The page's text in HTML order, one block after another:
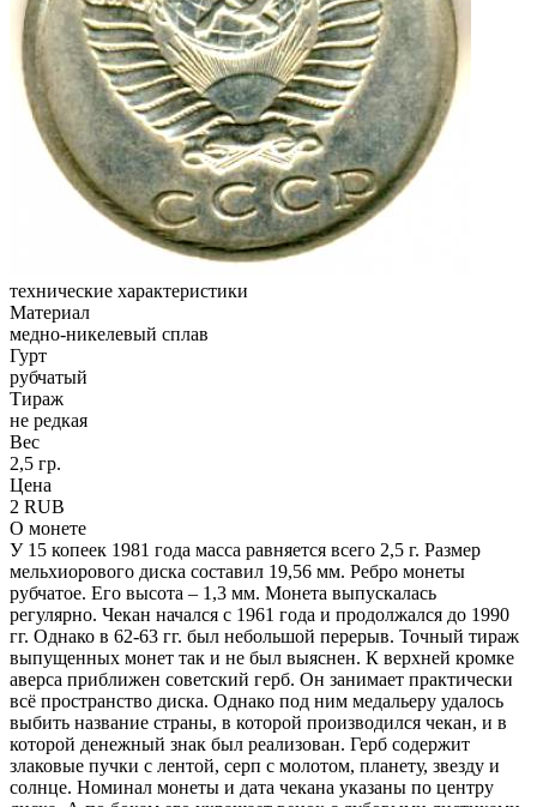
технические характеристики
Материал
медно-никелевый сплав
Гурт
рубчатый
Тираж
не редкая
Вес
2,5 гр.
Цена
2 RUB
О монете
У 15 копеек 1981 года масса равняется всего 2,5 г. Размер
мельхиорового диска составил 19,56 мм. Ребро монеты
рубчатое. Его высота – 1,3 мм. Монета выпускалась
регулярно. Чекан начался с 1961 года и продолжался до 1990
гг. Однако в 62-63 гг. был небольшой перерыв. Точный тираж
выпущенных монет так и не был выяснен. К верхней кромке
аверса приближен советский герб. Он занимает практически
всё пространство диска. Однако под ним медальеру удалось
выбить название страны, в которой производился чекан, и в
которой денежный знак был реализован. Герб содержит
злаковые пучки с лентой, серп с молотом, планету, звезду и
солнце. Номинал монеты и дата чекана указаны по центру